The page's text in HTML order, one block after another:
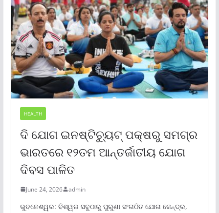
HEALTH
ଦି ଯୋଗ ଇନଷ୍ଟିଚ୍ୟୁଟ୍ ପକ୍ଷରୁ ସମଗ୍ର
ଭାରତରେ ୧୨ତମ ଆନ୍ତର୍ଜାତୀୟ ଯୋଗ
ଦିବସ ପାଳିତ
June 24, 2026 admin
ଭୁବନେଶ୍ୱର: ବିଶ୍ୱର ସବୁଠାରୁ ପୁରୁଣା ସଂଗଠିତ ଯୋଗ କେନ୍ଦ୍ର,